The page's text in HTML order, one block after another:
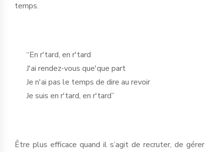
temps.
“En r'tard, en r'tard
J'ai rendez-vous que'que part
Je n'ai pas le temps de dire au revoir
Je suis en r'tard, en r'tard”
Être plus efficace quand il s’agit de recruter, de gérer